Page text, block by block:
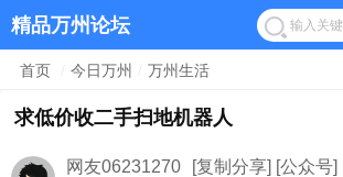
精品万州论坛
首页 今日万州 万州生活
求低价收二手扫地机器人
网友06231270 [复制分享] [公众号]